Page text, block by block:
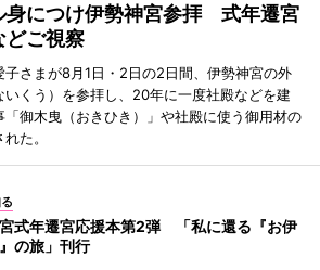
身につけ伊勢神宮参拝 式年遷宮
どご視察
子さまが8月1日・2日の2日間、伊勢神宮の外
くう）を参拝し、20年に一度社殿などを建
御木曳（おきひき）」や社殿に使う御用材の
た。
式年遷宮応援本第2弾 「私に還る『お伊
の旅」刊行